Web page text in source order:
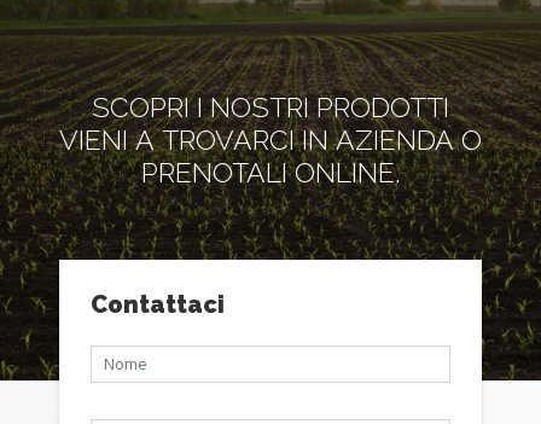
SCOPRI I NOSTRI PRODOTTI
VIENI A TROVARCI IN AZIENDA O
PRENOTALI ONLINE.
Contattaci